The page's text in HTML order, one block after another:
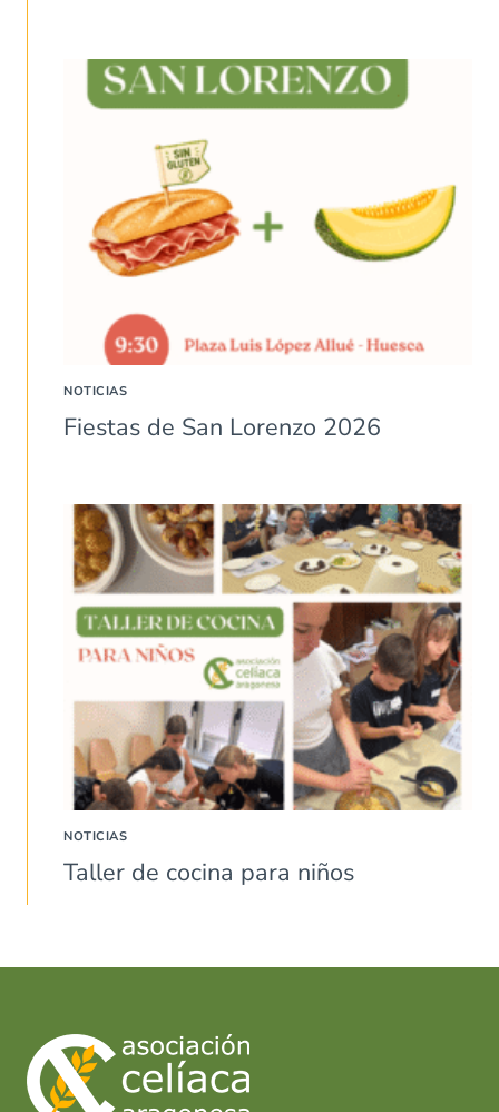
NOTICIAS
Fiestas de San Lorenzo 2026
NOTICIAS
Taller de cocina para niños